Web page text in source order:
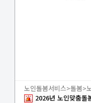
노인돌봄서비스>돌봄>
2026년 노인맞춤돌